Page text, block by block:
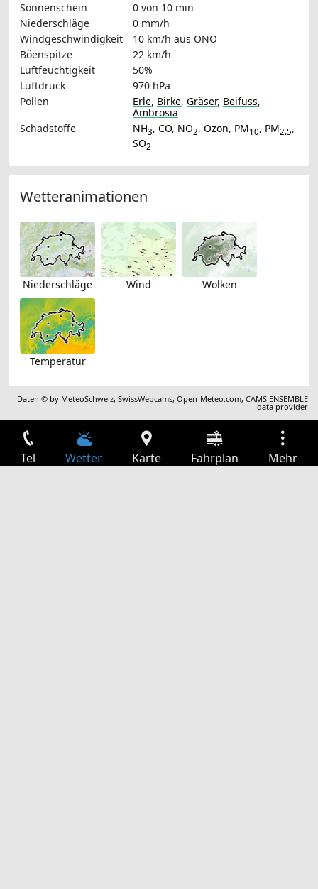
Sonnenschein
0 von 10 min
Niederschläge
0 mm/h
Windgeschwindigkeit
10 km/h aus ONO
Böenspitze
22 km/h
Luftfeuchtigkeit
50%
Luftdruck
970 hPa
Pollen
Erle, Birke, Gräser, Beifuss,
Ambrosia
Schadstoffe
NH3, CO, NO2, Ozon, PM10, PM2.5,
SO2
Wetteranimationen
Niederschläge Wind Wolken
Temperatur
Daten © by MeteoSchweiz,SwissWebcams,Open-Meteo.com,CAMS ENSEMBLE
data provider
Tel Wetter Karte Fahrplan Mehr